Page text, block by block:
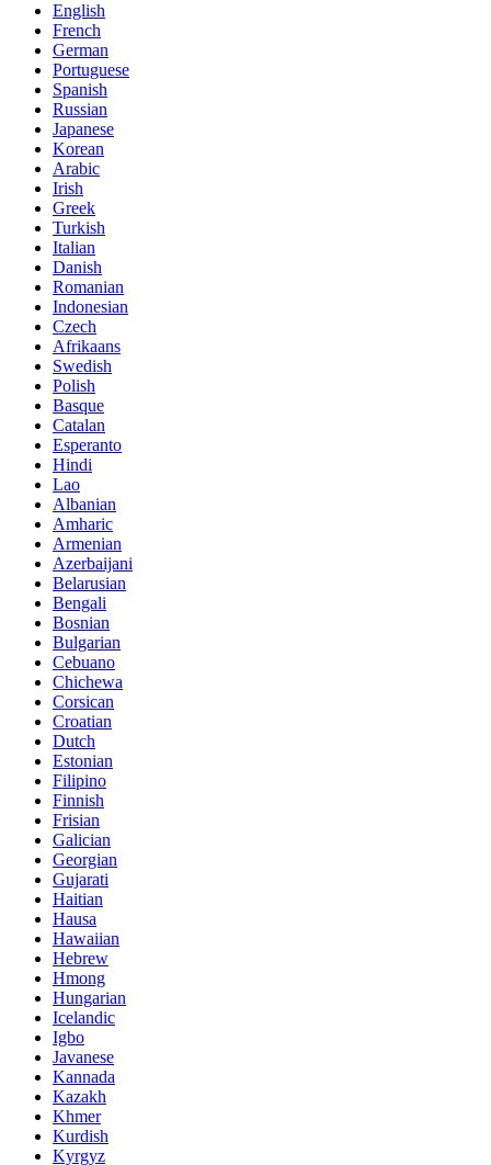
English
French
German
Portuguese
Spanish
Russian
Japanese
Korean
Arabic
Irish
Greek
Turkish
Italian
Danish
Romanian
Indonesian
Czech
Afrikaans
Swedish
Polish
Basque
Catalan
Esperanto
Hindi
Lao
Albanian
Amharic
Armenian
Azerbaijani
Belarusian
Bengali
Bosnian
Bulgarian
Cebuano
Chichewa
Corsican
Croatian
Dutch
Estonian
Filipino
Finnish
Frisian
Galician
Georgian
Gujarati
Haitian
Hausa
Hawaiian
Hebrew
Hmong
Hungarian
Icelandic
Igbo
Javanese
Kannada
Kazakh
Khmer
Kurdish
Kyrgyz